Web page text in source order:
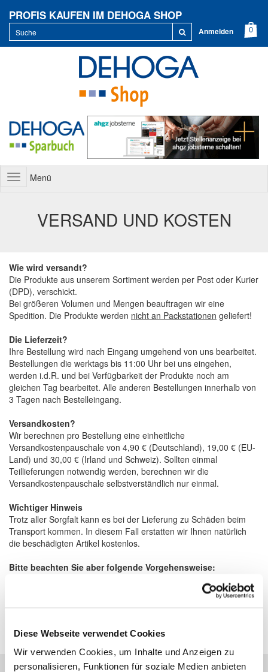
Diese Webseite verwendet Cookies
Wir verwenden Cookies, um Inhalte und Anzeigen zu
personalisieren, Funktionen für soziale Medien anbieten
PROFIS KAUFEN IM DEHOGA SHOP
Anmelden
ToggleMenü
VERSAND UND KOSTEN
Wie wird versandt?
Die Produkte aus unserem Sortiment werden per Post oder Kurier
(DPD), verschickt.
Bei größeren Volumen und Mengen beauftragen wir eine
Spedition. Die Produkte werden nicht an Packstationen geliefert!
Die Lieferzeit?
Ihre Bestellung wird nach Eingang umgehend von uns bearbeitet.
Bestellungen die werktags bis 11:00 Uhr bei uns eingehen,
werden i.d.R. und bei Verfügbarkeit der Produkte noch am
gleichen Tag bearbeitet. Alle anderen Bestellungen innerhalb von
3 Tagen nach Bestelleingang.
Versandkosten?
Wir berechnen pro Bestellung eine einheitliche
Versandkostenpauschale von 4,90 € (Deutschland), 19,00 € (EU-
Land) und 30,00 € (Irland und Schweiz). Sollten einmal
Teillieferungen notwendig werden, berechnen wir die
Versandkostenpauschale selbstverständlich nur einmal.
Wichtiger Hinweis
Trotz aller Sorgfalt kann es bei der Lieferung zu Schäden beim
Transport kommen. In diesem Fall erstatten wir Ihnen natürlich
die beschädigten Artikel kostenlos.
Bitte beachten Sie aber folgende Vorgehensweise:
Lieferanten zu reklamieren. Sie informieren anschließend den
DEHOGA Shop über festgestellte Transportschäden. Sollten Sie
Sie sind hier: Versand und Kosten